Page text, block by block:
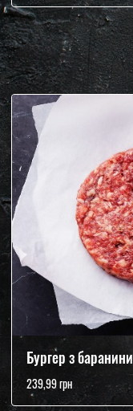
Бургер з баранини
239,99 грн